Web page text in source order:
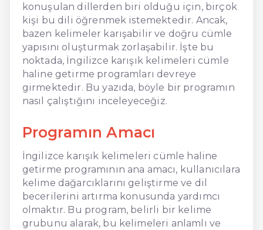
konuşulan dillerden biri olduğu için, birçok
kişi bu dili öğrenmek istemektedir. Ancak,
bazen kelimeler karışabilir ve doğru cümle
yapısını oluşturmak zorlaşabilir. İşte bu
noktada, İngilizce karışık kelimeleri cümle
haline getirme programları devreye
girmektedir. Bu yazıda, böyle bir programın
nasıl çalıştığını inceleyeceğiz.
Programın Amacı
İngilizce karışık kelimeleri cümle haline
getirme programının ana amacı, kullanıcılara
kelime dağarcıklarını geliştirme ve dil
becerilerini artırma konusunda yardımcı
olmaktır. Bu program, belirli bir kelime
grubunu alarak, bu kelimeleri anlamlı ve